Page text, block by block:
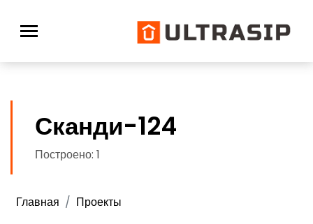
Сканди-124
Построено: 1
Главная Проекты